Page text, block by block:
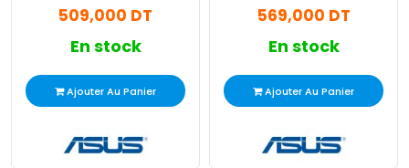
509,000 DT
En stock
Ajouter Au Panier
569,000 DT
En stock
Ajouter Au Panier